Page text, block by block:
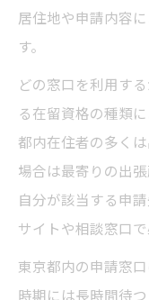
居住地や申請内容
す。
どの窓口を利用す
る在留資格の種類
都内在住者の多く
場合は最寄りの出
自分が該当する申
サイトや相談窓口
東京都内の申請窓
時期には長時間待